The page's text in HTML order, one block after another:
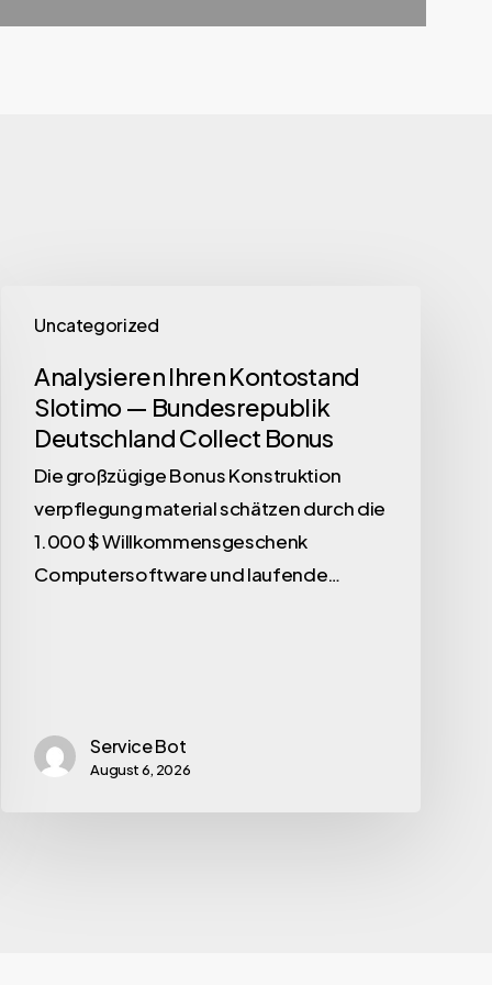
Uncategorized
Analysieren Ihren Kontostand
Slotimo — Bundesrepublik
Deutschland Collect Bonus
Die großzügige Bonus Konstruktion
verpflegung material schätzen durch die
1.000 $ Willkommensgeschenk
Computersoftware und laufende…
Service Bot
August 6, 2026